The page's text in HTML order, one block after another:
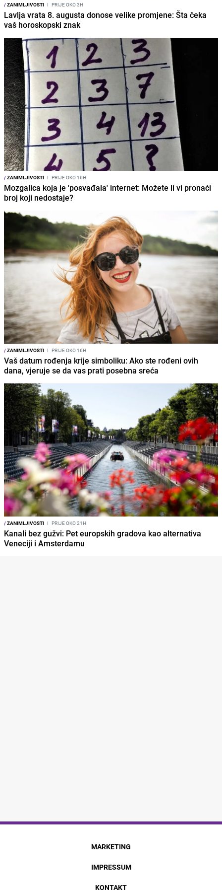
/ZANIMLJIVOSTI I PRIJE OKO 3H
Lavlja vrata 8. augusta donose velike promjene: Šta čeka
vaš horoskopski znak
/ZANIMLJIVOSTI I PRIJE OKO 16H
Mozgalica koja je 'posvađala' internet: Možete li vi pronaći
broj koji nedostaje?
/ZANIMLJIVOSTI I PRIJE OKO 16H
Vaš datum rođenja krije simboliku: Ako ste rođeni ovih
dana, vjeruje se da vas prati posebna sreća
/ZANIMLJIVOSTI I PRIJE OKO 21H
Kanali bez gužvi: Pet europskih gradova kao alternativa
Veneciji i Amsterdamu
MARKETING
IMPRESSUM
KONTAKT